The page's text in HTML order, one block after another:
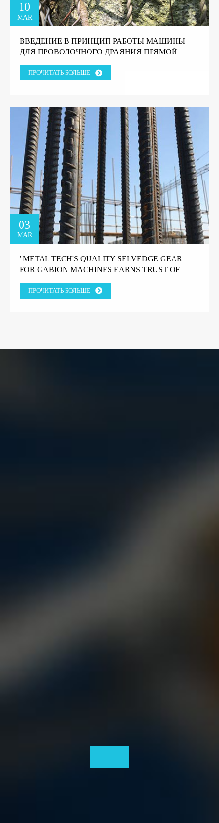
10
MAR
ВВЕДЕНИЕ В ПРИНЦИП РАБОТЫ МАШИНЫ
ДЛЯ ПРОВОЛОЧНОГО ДРАЯНИЯ ПРЯМОЙ
ПРОЧИТАТЬ БОЛЬШЕ
03
MAR
"METAL TECH'S QUALITY SELVEDGE GEAR
FOR GABION MACHINES EARNS TRUST OF
КРОМОЧНОЕ ОБОРУДОВАНИЕ METAL TECH
ПРОЧИТАТЬ БОЛЬШЕ